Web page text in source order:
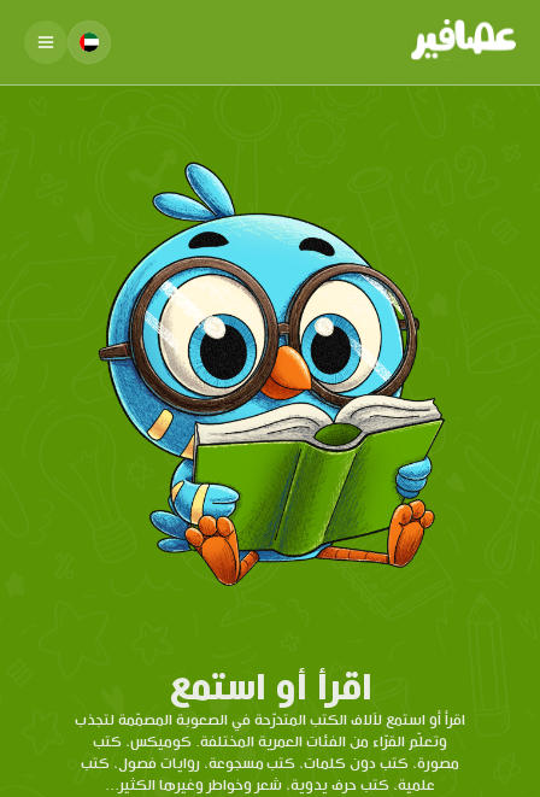
اقرأ أو استمع
اقرأ أو استمع لآلاف الكتب المتدرّحة في الصعوبة المصمّمة لتجذب
وتعلّم القرّاء من الفئات العمرية المختلفة. كوميكس، كتب
مصورة، كتب دون كلمات، كتب مسجوعة، روايات فصول، كتب
علمية، كتب حرف يدوية، شعر وخواطر وغيرها الكثير...